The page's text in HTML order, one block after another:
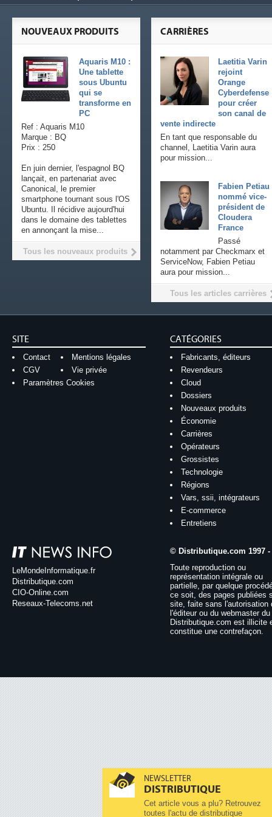
NEWSLETTER
DISTRIBUTIQUE
Cet article vous a plu? Retrouvez
toutes l'actu de distributique
CARRIÈRES
Laetitia Varin
rejoint
Orange
Cyberdefense
pour créer
son canal de
vente indirecte
En tant que responsable du
channel, Laetitia Varin aura
pour mission...
Fabien Petiau
nommé vice-
président de
Cloudera
France
Passé
notamment par Checkmarx et
ServiceNow, Fabien Petiau
aura pour mission...
Tous les articles carrières
NOUVEAUX PRODUITS
Aquaris M10 :
Une tablette
sous Ubuntu
qui se
transforme en
PC
Ref : Aquaris M10
Marque : BQ
Prix : 250
En juin dernier, l'espagnol BQ
lançait, en partenariat avec
Canonical, le premier
smartphone tournant sous l'OS
Ubuntu. Il récidive aujourd'hui
dans le domaine des tablettes
en annonçant la mise...
Tous les nouveaux produits
SITE
Contact
Mentions légales
CGV
Vie privée
Paramètres Cookies
CATÉGORIES
Fabricants, éditeurs
Revendeurs
Cloud
Dossiers
Nouveaux produits
Économie
Carrières
Opérateurs
Grossistes
Technologie
Régions
Vars, ssii, intégrateurs
E-commerce
Entretiens
LeMondeInformatique.fr
Distributique.com
CIO-Online.com
Reseaux-Telecoms.net
© Distributique.com 1997 -
Toute reproduction ou
représentation intégrale ou
partielle, par quelque
ce soit, des pages publiées
site, faite sans l'autorisation
l'éditeur ou du webmaster
Distributique.com est illicite
constitue une contrefaçon.